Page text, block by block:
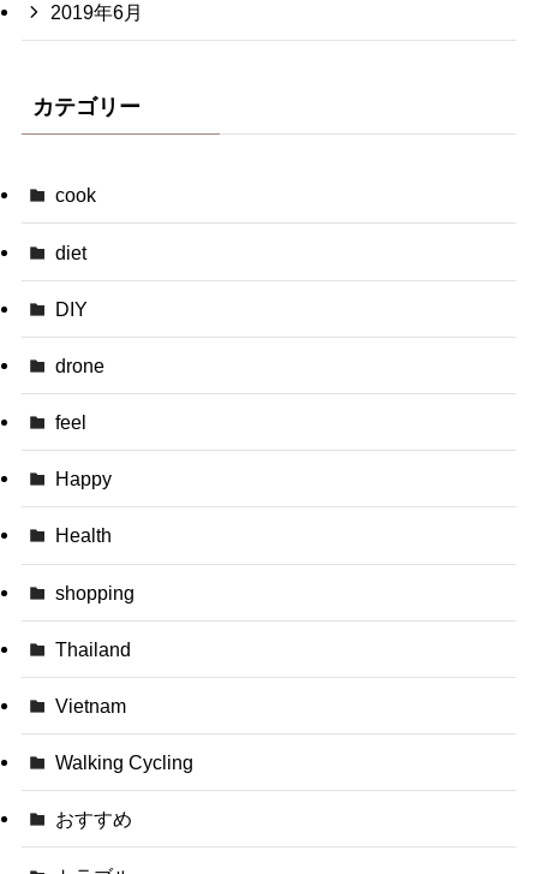
2019年6月
カテゴリー
cook
diet
DIY
drone
feel
Happy
Health
shopping
Thailand
Vietnam
Walking Cycling
おすすめ